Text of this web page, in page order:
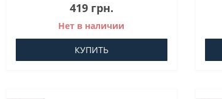
АКПП
419 грн.
Нет в наличии
КУПИТЬ